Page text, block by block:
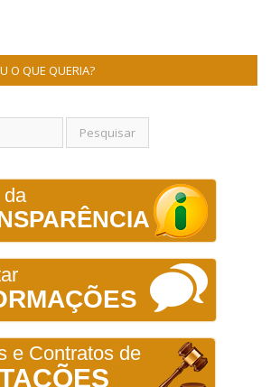
O QUE QUERIA?
da
e Contratos de